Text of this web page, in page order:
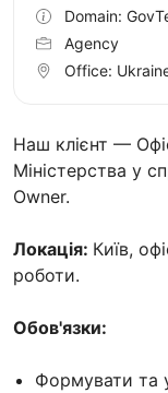
Наш клієнт —
Міністерства у
Owner.
Локація: Київ,
роботи.
Обов'язки:
Формувати та
Domain:
Agency
Office: